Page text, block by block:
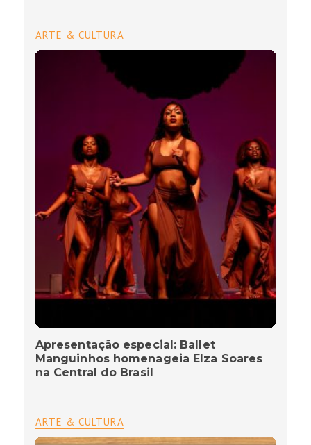
ARTE & CULTURA
Apresentação especial: Ballet
Manguinhos homenageia Elza Soares
na Central do Brasil
ARTE & CULTURA